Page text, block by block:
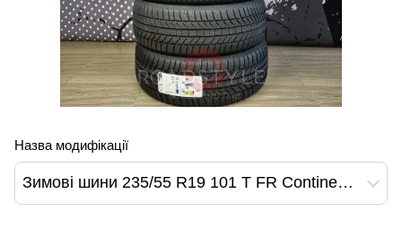
Назва модифікації
Зимові шини 235/55 R19 101 T FR Continental WinterContact TS 870P